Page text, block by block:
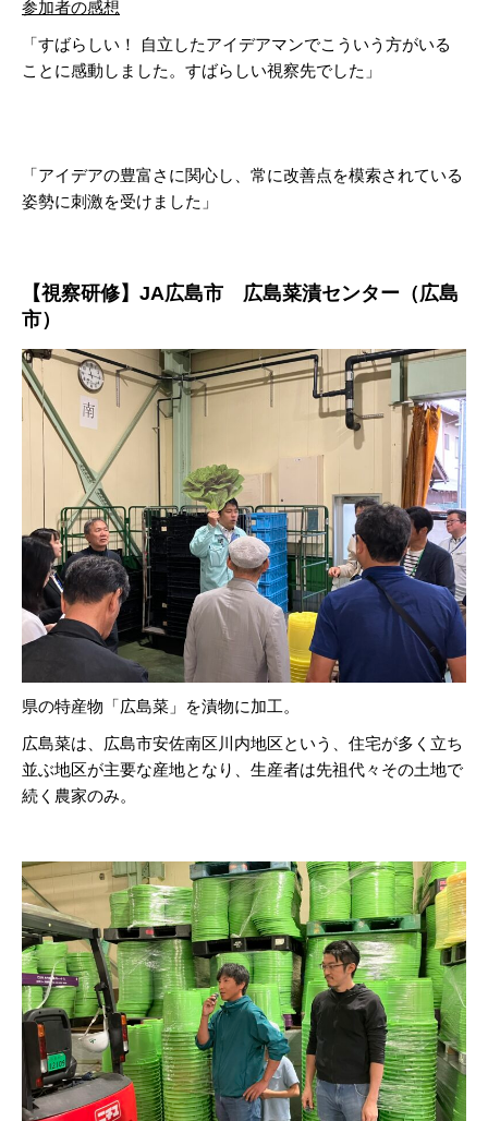
参加者の感想
「すばらしい！ 自立したアイデアマンでこういう方がいる
ことに感動しました。すばらしい視察先でした」
「アイデアの豊富さに関心し、常に改善点を模索されている
姿勢に刺激を受けました」
【視察研修】 JA広島市 広島菜漬センター （広島
市）
県の特産物「広島菜」を漬物に加工。
広島菜は、広島市安佐南区川内地区という、住宅が多く立ち
並ぶ地区が主要な産地となり、生産者は先祖代々その土地で
続く農家のみ。